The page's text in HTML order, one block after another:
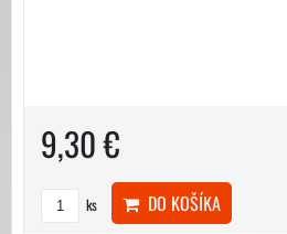
9,30 €
ks DO KOŠÍKA